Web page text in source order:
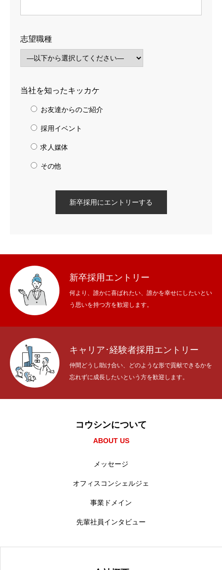
会社説明会・採用エントリー
会社説明会（アーカイブ動画）
個別会社説明会（新卒向け）
経験者･中途採用エントリー
情報セキュリティ・プライバシーポリシー
志望職種
当社を知ったキッカケ
お友達からのご紹介
採用イベント
求人媒体
その他
新卒採用エントリー
何より、誰かに喜ばれたい、誰かを幸せにしたいとい
う思いを持つ方を歓迎します。
キャリア･経験者採用エントリー
仲間どうし助け合い、どのような形で貢献できるかを
忘れずに成長したいという方を歓迎します。
コウシンについて
ABOUT US
メッセージ
オフィスコンシェルジェ
事業ドメイン
先輩社員インタビュー